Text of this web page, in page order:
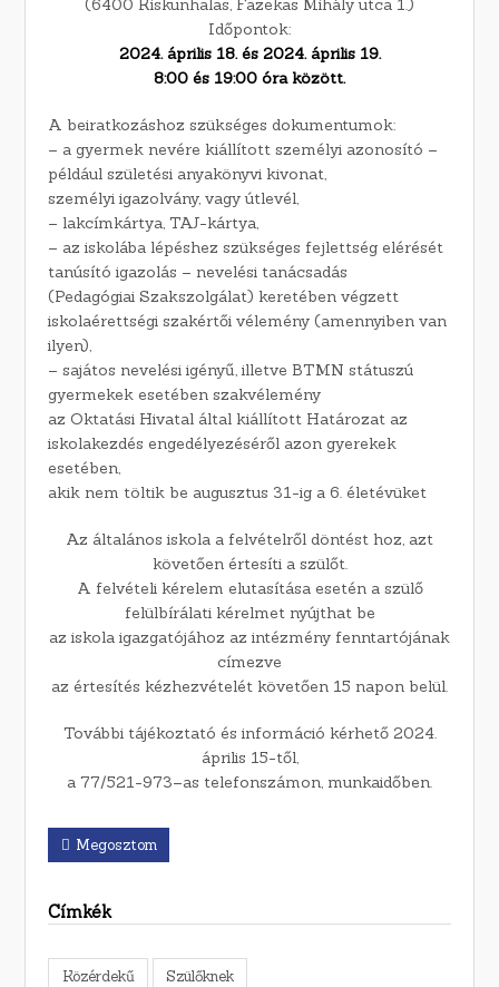
(6400 Kiskunhalas, Fazekas Mihály utca 1.)
Időpontok:
2024. április 18. és 2024. április 19.
8:00 és 19:00 óra között.
A beiratkozáshoz szükséges dokumentumok:
– a gyermek nevére kiállított személyi azonosító –
például születési anyakönyvi kivonat,
személyi igazolvány, vagy útlevél,
– lakcímkártya, TAJ-kártya,
– az iskolába lépéshez szükséges fejlettség elérését
tanúsító igazolás – nevelési tanácsadás
(Pedagógiai Szakszolgálat) keretében végzett
iskolaérettségi szakértői vélemény (amennyiben van
ilyen),
– sajátos nevelési igényű, illetve BTMN státuszú
gyermekek esetében szakvélemény
az Oktatási Hivatal által kiállított Határozat az
iskolakezdés engedélyezéséről azon gyerekek
esetében,
akik nem töltik be augusztus 31-ig a 6. életévüket
Az általános iskola a felvételről döntést hoz, azt
követően értesíti a szülőt.
A felvételi kérelem elutasítása esetén a szülő
felülbírálati kérelmet nyújthat be
az iskola igazgatójához az intézmény fenntartójának
címezve
az értesítés kézhezvételét követően 15 napon belül.
További tájékoztató és információ kérhető 2024.
április 15-től,
a 77/521-973–as telefonszámon, munkaidőben.
Megosztom
Címkék
Közérdekű Szülőknek